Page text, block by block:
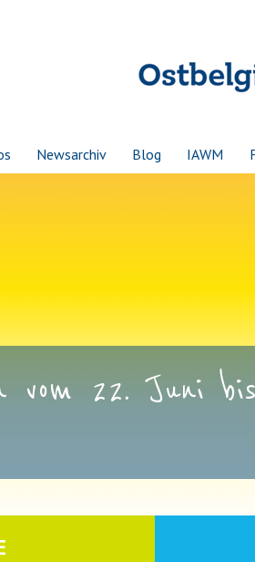
Newsarchiv Blog IAWM
vom 22. Juni